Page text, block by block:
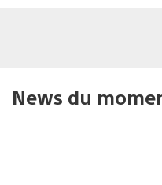
News du